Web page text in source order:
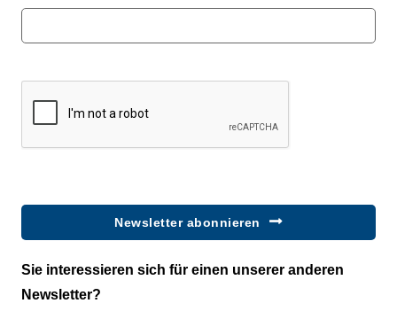
Newsletter abonnieren
Sie interessieren sich für einen unserer anderen
Newsletter?